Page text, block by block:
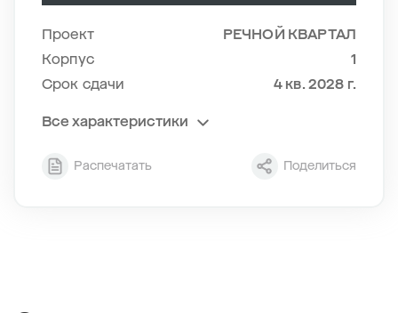
Проект
РЕЧНОЙ КВАРТАЛ
Корпус
1
Срок сдачи
4 кв. 2028 г.
Все характеристики
Секция
2
Распечатать Поделиться